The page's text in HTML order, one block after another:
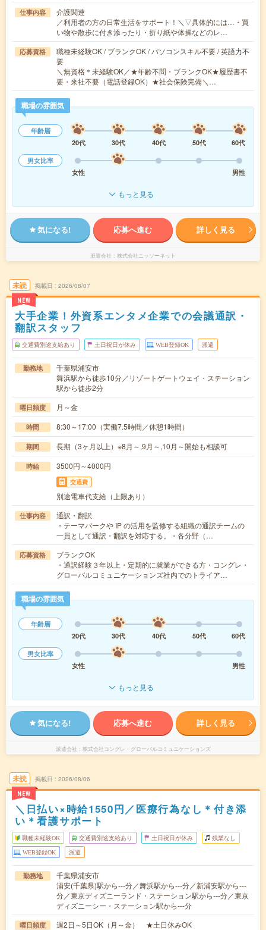
仕事内容
介護関連
／利用者の方の日常生活をサポート！＼▽具体的には…・買
い物や散歩に付き添ったり・折り紙や体操などのレ…
応募資格
職種未経験OK / ブランクOK / パソコンスキル不要 / 英語力不
要
＼無資格＊未経験OK／★年齢不問・ブランクOK★履歴書不
要・来社不要（電話登録OK）★社会保険完備＼…
職場の雰囲気
年齢層
20代
30代 40代 50代
60代
男女比率
女性
男性
もっと見る
気になる! 応募へ進む 詳しく見る
派遣会社 株式会社ニッソーネット
未読
NEW
掲載日 2026/08/07
大手企業！外資系エンタメ企業での会議通訳・
翻訳スタッフ
交通費別途支給あり 土日祝日が休み WEB登録OK 派遣
勤務地
千葉県浦安市
舞浜駅から徒歩10分／リゾートゲートウェイ・ステーション
駅から徒歩2分
曜日頻度 月～金
時間 8:30～17:00（実働7.5時間／休憩1時間）
期間 長期（3ヶ月以上）※8月～,9月～,10月～開始も相談可
時給 3500円～4000円
交通費
別途電車代支給（上限あり）
仕事内容
通訳・翻訳
・テーマパークや IP の活用を監修する組織の通訳チームの
一員として通訳・翻訳を対応する。・各分野（…
応募資格
ブランクOK
・通訳経験３年以上・定期的に就業ができる方・コングレ・
グローバルコミュニケーションズ社内でのトライア…
職場の雰囲気
年齢層
20代
30代 40代 50代
60代
男女比率
女性
男性
もっと見る
気になる! 応募へ進む 詳しく見る
派遣会社 株式会社コングレ・グローバルコミュニケーションズ
未読
NEW
掲載日 2026/08/06
＼日払い×時給1550円／医療行為なし＊付き添
い＊看護サポート
職種未経験OK 交通費別途支給あり 土日祝日が休み 残業なし
WEB登録OK 派遣
勤務地
千葉県浦安市
浦安(千葉県)駅から---分／舞浜駅から---分／新浦安駅から---
分／東京ディズニーランド・ステーション駅から---分／東京
ディズニーシー・ステーション駅から---分
曜日頻度 週2日～5日OK（月～金） ★土日休みOK